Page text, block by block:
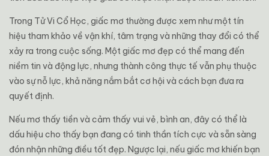
Trong Tử Vi Cổ Học, giấc mơ thường được xem như một tín
hiệu tham khảo về vận khí, tâm trạng và những thay đổi có thể
xảy ra trong cuộc sống. Một giấc mơ đẹp có thể mang đến
niềm tin và động lực, nhưng thành công thực tế vẫn phụ thuộc
vào sự nỗ lực, khả năng nắm bắt cơ hội và cách bạn đưa ra
quyết định.
Nếu mơ thấy tiền và cảm thấy vui vẻ, bình an, đây có thể là
dấu hiệu cho thấy bạn đang có tinh thần tích cực và sẵn sàng
đón nhận những điều tốt đẹp. Ngược lại, nếu giấc mơ khiến bạn